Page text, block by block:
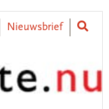
Nieuwsbrief